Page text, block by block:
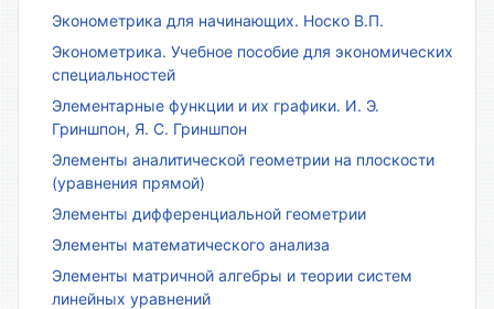
Эконометрика для начинающих. Носко В.П.
Эконометрика. Учебное пособие для экономических
специальностей
Элементарные функции и их графики. И. Э.
Гриншпон, Я. С. Гриншпон
Элементы аналитической геометрии на плоскости
(уравнения прямой)
Элементы дифференциальной геометрии
Элементы математического анализа
Элементы матричной алгебры и теории систем
линейных уравнений